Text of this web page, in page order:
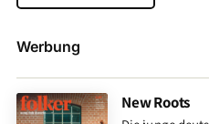
Werbung
New Roots